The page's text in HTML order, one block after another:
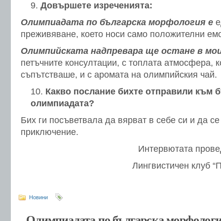
Довършете изреченията:
Олимпиадата по българска морфология е
преживяване, което носи само положителни
Олимпийската надпревара ще остане в
петъчните консултации, с топлата атмосфера,
съпътстваше, и с аромата на олимпийския чай.
Какво послание бихте отправили към
олимпиадата?
Бих ги посъветвала да вярват в себе си и да
приключение.
Интервютата
Лингвистичен клуб
Новини